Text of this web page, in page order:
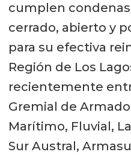
cumplen
cerrado, abierto y
para su efectiva
Región de Los
recientemente
Gremial de
Marítimo, Fluvial,
Sur Austral,